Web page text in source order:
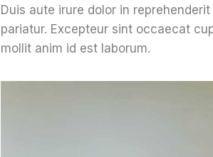
Duis aute irure dolor in
pariatur. Excepteur sint occaecat
mollit anim id est laborum.